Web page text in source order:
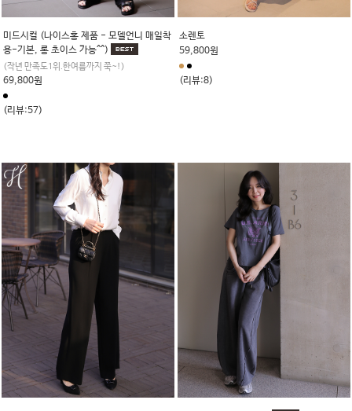
미드시컬 (나이스홍 제품 - 모델언니 매일착
용-기본, 롱 초이스 가능^^)
(작년 만족도1위.한여름까지 쭉~!)
69,800원
(리뷰:57)
소렌토
59,800원
(리뷰:8)